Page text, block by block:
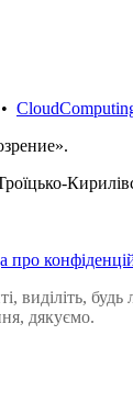
•
про
виділіть,
дякуємо.